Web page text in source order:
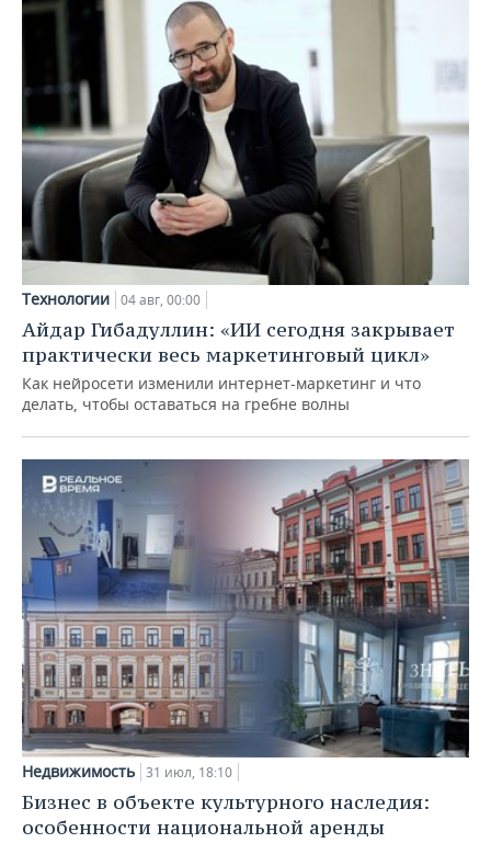
Технологии 04 авг, 00:00
Айдар Гибадуллин: «ИИ сегодня закрывает
практически весь маркетинговый цикл»
Как нейросети изменили интернет-маркетинг и что
делать, чтобы оставаться на гребне волны
Недвижимость 31 июл, 18:10
Бизнес в объекте культурного наследия:
особенности национальной аренды